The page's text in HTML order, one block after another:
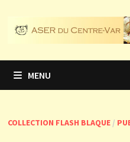
contenu
MENU
COLLECTION FLASH BLAQUE/